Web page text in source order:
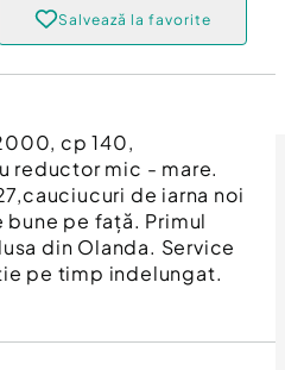
Salvează la favorite
cp 140,
reductor mic - mare.
de iarna noi
pe față. Primul
din Olanda. Service
pe timp indelungat.